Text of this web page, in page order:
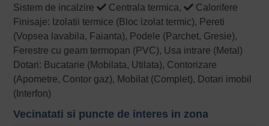
Sistem de incalzire
Centrala termica,
Calorifere
Finisaje: Izolatii termice (Bloc izolat termic), Pereti
(Vopsea lavabila, Faianta), Podele (Parchet, Gresie),
Ferestre cu geam termopan (PVC), Usa intrare (Metal)
Dotari: Bucatarie (Mobilata, Utilata), Contorizare
(Apometre, Contor gaz), Mobilat (Complet), Dotari imobil
(Interfon)
Vecinatati si puncte de interes in zona